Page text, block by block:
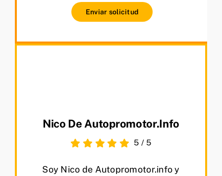
Enviar solicitud
Nico De Autopromotor.info
5 / 5
Soy Nico de Autopromotor.info y